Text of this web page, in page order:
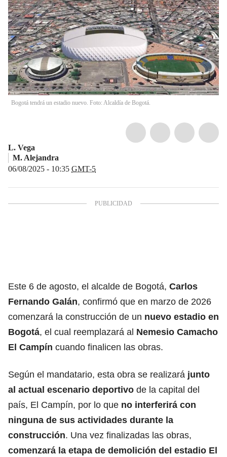
Bogotá tendrá un estadio nuevo. Foto: Alcaldía de Bogotá.
L. Vega
M. Alejandra
06/08/2025 - 10:35 GMT-5
Este 6 de agosto, el alcalde de Bogotá, Carlos
Fernando Galán, confirmó que en marzo de 2026
comenzará la construcción de un nuevo estadio en
Bogotá, el cual reemplazará al Nemesio Camacho
El Campín cuando finalicen las obras.
Según el mandatario, esta obra se realizará junto
al actual escenario deportivo de la capital del
país, El Campín, por lo que no interferirá con
ninguna de sus actividades durante la
construcción. Una vez finalizadas las obras,
comenzará la etapa de demolición del estadio El